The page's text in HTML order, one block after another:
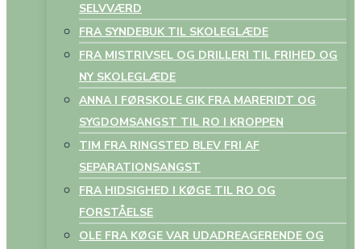
SELVVÆRD
FRA SYNDEBUK TIL SKOLEGLÆDE
FRA MISTRIVSEL OG DRILLERI TIL FRIHED OG
NY SKOLEGLÆDE
ANNA I FØRSKOLE GIK FRA MARERIDT OG
SYGDOMSANGST TIL RO I KROPPEN
TIM FRA RINGSTED BLEV FRI AF
SEPARATIONSANGST
FRA HIDSIGHED I KØGE TIL RO OG
FORSTÅELSE
OLE FRA KØGE VAR UDADREAGERENDE OG